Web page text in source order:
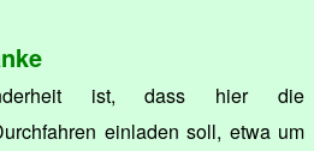
ist, dass hier die
einladen soll, etwa um